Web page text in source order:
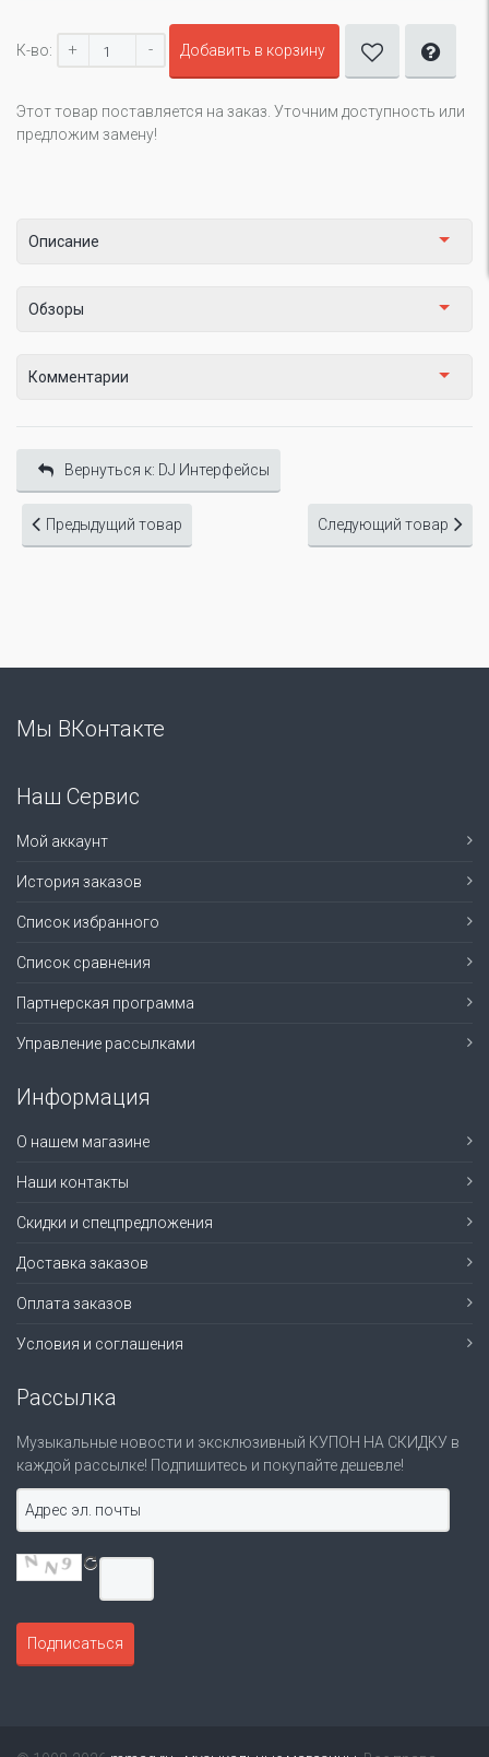
К-во: + - Добавить в корзину
Этот товар поставляется на заказ. Уточним доступность или
предложим замену!
Описание
Обзоры
Комментарии
Вернуться к: DJ Интерфейсы
Предыдущий товар Следующий товар
Мы ВКонтакте
Наш Сервис
Мой аккаунт
История заказов
Список избранного
Список сравнения
Партнерская программа
Управление рассылками
Информация
О нашем магазине
Наши контакты
Скидки и спецпредложения
Доставка заказов
Оплата заказов
Условия и соглашения
Рассылка
Музыкальные новости и эксклюзивный КУПОН НА СКИДКУ в
каждой рассылке! Подпишитесь и покупайте дешевле!